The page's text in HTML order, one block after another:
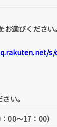
選びください。
s/
い。
00～17：00）